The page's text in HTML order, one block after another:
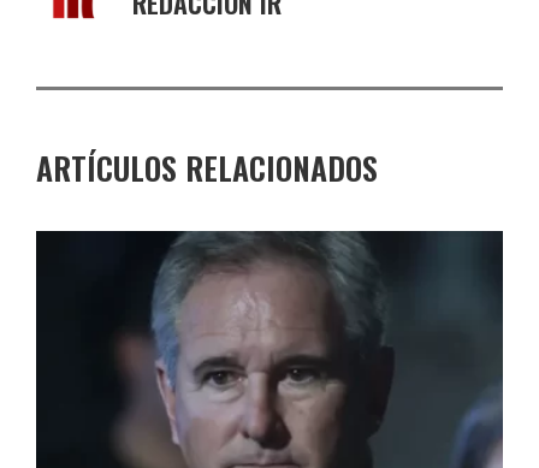
ARTÍCULOS RELACIONADOS